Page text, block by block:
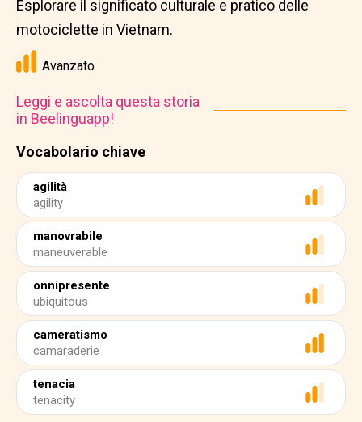
Vocabolario chiave
agilità
agility
manovrabile
maneuverable
onnipresente
ubiquitous
cameratismo
camaraderie
tenacia
tenacity
Esplorare il significato culturale e pratico delle
motociclette in Vietnam.
Avanzato
Leggi e ascolta questa storia
in Beelinguapp!